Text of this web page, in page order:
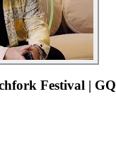
Festival | GQ